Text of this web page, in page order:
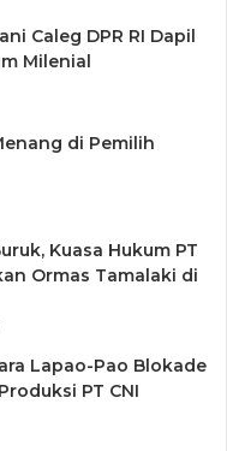
Caleg DPR RI Dapil
Milenial
di Pemilih
Kuasa Hukum PT
Ormas Tamalaki di
Lapao-Pao Blokade
PT CNI